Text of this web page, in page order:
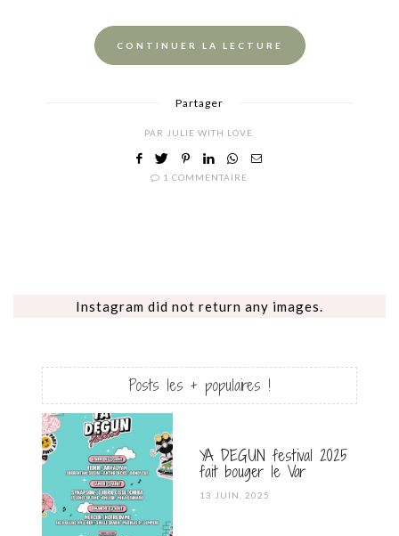
CONTINUER LA LECTURE
Partager
PAR JULIE WITH LOVE
1 COMMENTAIRE
Instagram did not return any images.
Posts les + populaires !
YA DEGUN festival 2025
fait bouger le Var
POSTED
13 JUIN, 2025